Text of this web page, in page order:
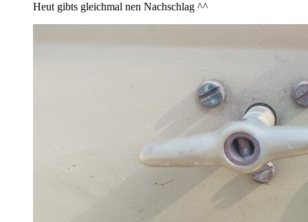
Heut gibts gleichmal nen Nachschlag ^^